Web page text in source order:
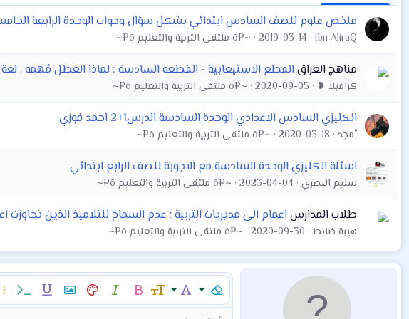
ملخص علوم للصف السادس ابتدائي بشكل سؤال وجواب الوحدة الرابعة
Ibn AliraQ
2019-03-14 ~¤ô ملتقى التربية والتعليم ô¤~
مناهج العراقالقطع الاستيعابية - القطعه السادسة : لماذا العطل مُهمه .
كراميلا ❥ 2020-09-05 ~¤ô ملتقى التربية والتعليم ô¤~
انكليزي السادس الاعدادي الوحدة السادسة الدرس1+2 احمد فوزي
أمجد 2020-03-18 ~¤ô ملتقى التربية والتعليم ô¤~
اسئلة انكليزي الوحدة السادسة مع الاجوبة للصف الرابع ابتدائي
سليم البصري 2023-04-04 ~¤ô ملتقى التربية والتعليم ô¤~
طلاب المدارساعمام الى مديريات التربية ؛ عدم السماح للتلاميذ الذين
هيبة ضابط 2020-09-30 ~¤ô ملتقى التربية والتعليم ô¤~
إزالة التنسيقعائلة الخط
Arial
حجم الخط
9
غامق مائل لون النصإدراج صورةمسطركود